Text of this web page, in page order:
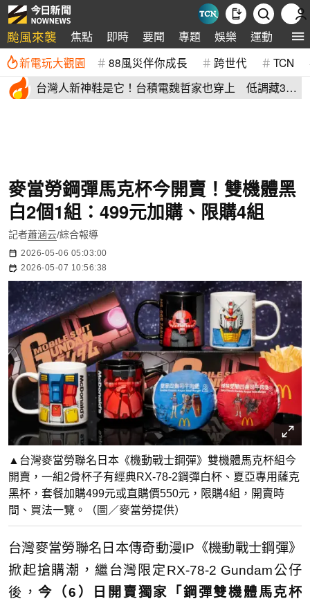
颱風來襲 焦點 即時 要聞 專題 娛樂 運動 全球
新電玩大觀園 88風災伴你成長 跨世代 TCN
台灣人新神鞋是它！台積電魏哲家也穿上 低調藏38
麥當勞鋼彈馬克杯今開賣！雙機體黑
白2個1組：499元加購、限購4組
記者蕭涵云/綜合報導
2026-05-06 05:03:00
2026-05-07 10:56:38
▲台灣麥當勞聯名日本《機動戰士鋼彈》雙機體馬克杯組今
開賣，一組2骨杯子有經典RX-78-2鋼彈白杯、夏亞專用薩克
黑杯，套餐加購499元或直購價550元，限購4組，開賣時
間、買法一覽。（圖／麥當勞提供）
台灣麥當勞聯名日本傳奇動漫IP《機動戰士鋼彈》
掀起搶購潮，繼台灣限定RX-78-2 Gundam公仔
後，今（6）日開賣獨家「鋼彈雙機體馬克杯